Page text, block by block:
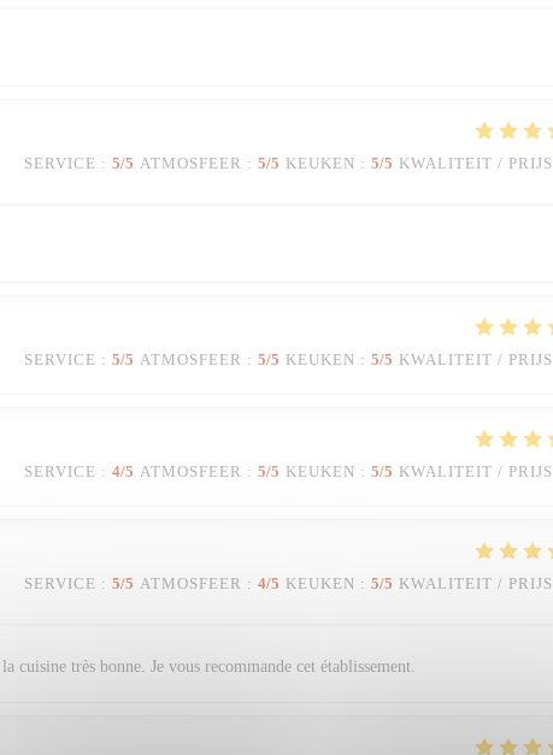
SERVICE : 5/5 ATMOSFEER : 5/5 KEUKEN : 5/5 KWALITEIT / PRIJS
SERVICE : 5/5 ATMOSFEER : 5/5 KEUKEN : 5/5 KWALITEIT / PRIJS
SERVICE : 4/5 ATMOSFEER : 5/5 KEUKEN : 5/5 KWALITEIT / PRIJS
SERVICE : 5/5 ATMOSFEER : 4/5 KEUKEN : 5/5 KWALITEIT / PRIJS
cuisine très bonne. Je vous recommande cet établissement.